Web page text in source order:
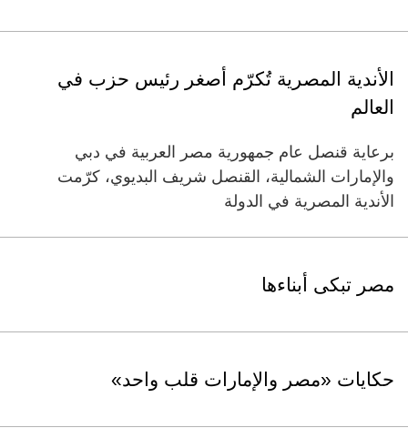
الأندية المصرية تُكرّم أصغر رئيس حزب في
العالم
برعاية قنصل عام جمهورية مصر العربية في دبي
والإمارات الشمالية، القنصل شريف البديوي، كرّمت
الأندية المصرية في الدولة
مصر تبكى أبناءها
حكايات «مصر والإمارات قلب واحد»